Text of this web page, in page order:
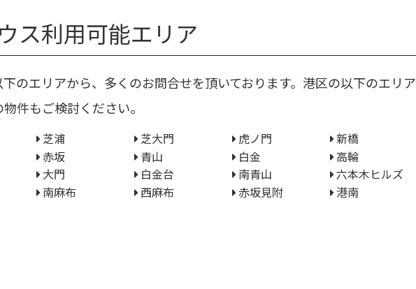
ス利用可能エリア
のエリアから、多くのお問合せを頂いております。港区の以下のエリア
件もご検討ください。
芝浦 芝大門 虎ノ門
新橋
赤坂 青山 白金
高輪
大門 白金台 南青山
六本木ヒルズ
南麻布 西麻布 赤坂見附
港南